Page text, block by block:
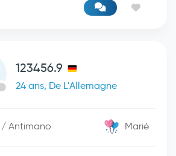
123456.9
24 ans, De L'Allemagne
/ Antimano Marié